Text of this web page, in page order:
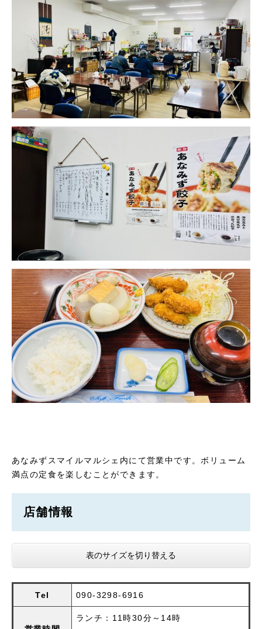
あなみずスマイルマルシェ内にて営業中です。ボリューム
満点の定食を楽しむことができます。
店舗情報
表のサイズを切り替える
Tel 090-3298-6916
ランチ：11時30分～14時